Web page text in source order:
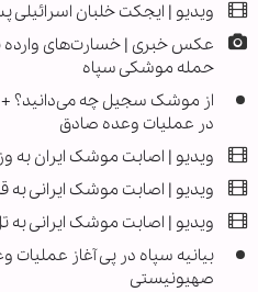
ویدیو | ایجکت خلبان
عکس خبری | خسارت‌های وارده
حمله موشکی سپاه
از موشک سجیل چه می‌دانید؟
در عملیات وعده صادق
ویدیو | اصابت موشک ایران به
ویدیو | اصابت موشک ایرانی به
ویدیو | اصابت موشک ایرانی به
صهیونیستی